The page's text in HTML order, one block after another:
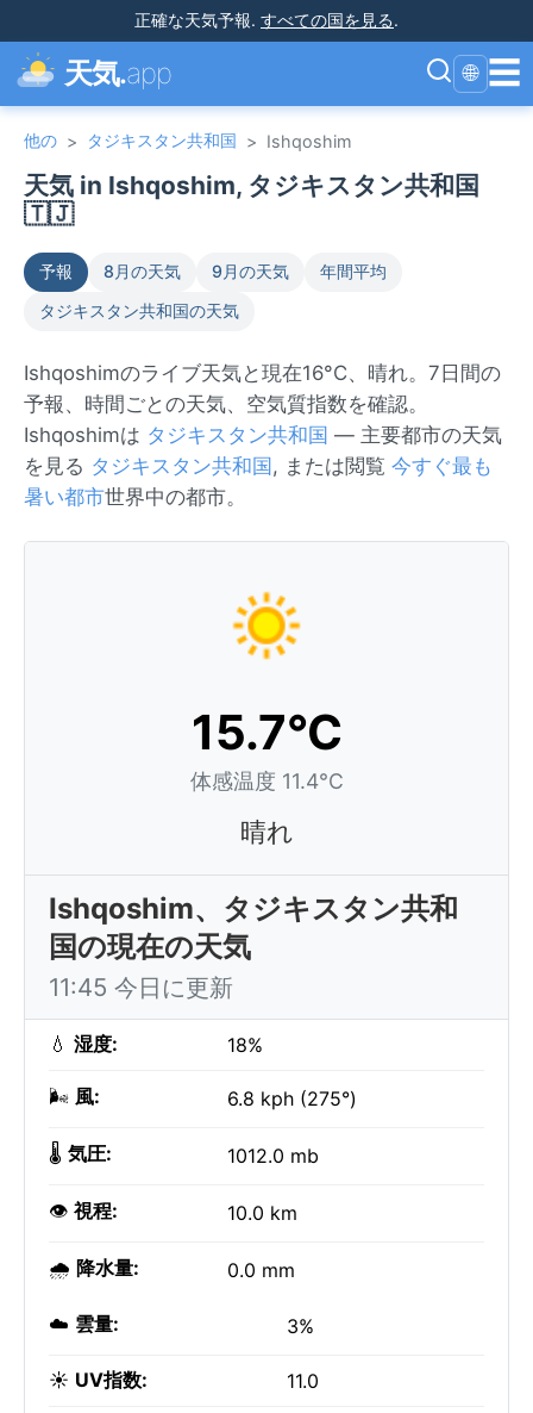
正確な天気予報. すべての国を見る.
天気.app 🌐 ☰
他の > タジキスタン共和国 > Ishqoshim
天気 in Ishqoshim, タジキスタン共和国
🇹🇯
予報 8月の天気 9月の天気
年間平均
タジキスタン共和国の天気
Ishqoshimのライブ天気と現在16°C、晴れ。7日間の
予報、時間ごとの天気、空気質指数を確認。
Ishqoshimは タジキスタン共和国 — 主要都市の天気
を見る タジキスタン共和国 , または閲覧 今すぐ最も
暑い都市世界中の都市。
15.7°C
体感温度 11.4°C
晴れ
Ishqoshim、タジキスタン共和
国の現在の天気
11:45 今日に更新
💧 湿度: 18%
🌬️ 風: 6.8 kph (275°)
🌡️ 気圧: 1012.0 mb
👁️ 視程: 10.0 km
🌧️ 降水量: 0.0 mm
☁️ 雲量: 3%
☀️ UV指数: 11.0